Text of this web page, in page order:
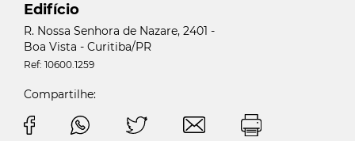
Edifício
R. Nossa Senhora de Nazare, 2401 -
Boa Vista - Curitiba/PR
Ref: 10600.1259
Compartilhe: